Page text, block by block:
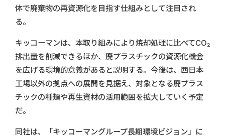
体で廃棄物の再資源化を目指す仕組みとして注目され
る。
キッコーマンは、本取り組みにより焼却処理に比べてCO₂
排出量を削減できるほか、廃プラスチックの資源化機会
を広げる環境的意義があると説明する。今後は、西日本
工場以外の拠点への展開を見据え、対象となる廃プラス
チックの種類や再生資材の活用範囲を拡大していく予定
だ。
同社は、「キッコーマングループ長期環境ビジョン」に